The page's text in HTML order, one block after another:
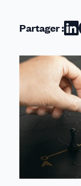
Partager :